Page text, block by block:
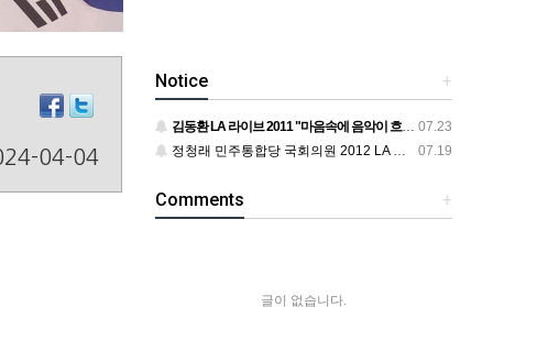
04-04
+
Notice
07.23
김동환 LA 라이브 2011 "마음속에 음악이 흐르면"
07.19
정청래 민주통합당 국회의원 2012 LA 동포 간담회
+
Comments
글이 없습니다.